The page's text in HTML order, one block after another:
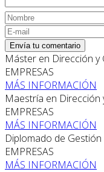
Envía tu comentario
Máster en Dirección y
EMPRESAS
MÁS INFORMACIÓN
Maestría en Dirección
EMPRESAS
MÁS INFORMACIÓN
Diplomado de
EMPRESAS
MÁS INFORMACIÓN